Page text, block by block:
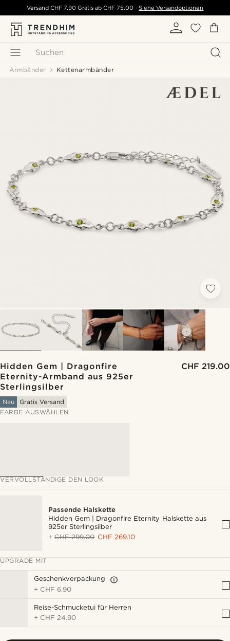
Suchen
Versand CHF 7.90 Gratis ab CHF 75.00 - Siehe Versandoptionen
Armbänder Kettenarmbänder
Hidden Gem | Dragonfire
Eternity-Armband aus 925er
Sterlingsilber
CHF 219.00
Neu
Gratis Versand
FARBE AUSWÄHLEN
VERVOLLSTÄNDIGE DEN LOOK
Passende Halskette
Hidden Gem | Dragonfire Eternity Halskette aus
925er Sterlingsilber
+CHF 299.00 CHF 269.10
UPGRADE MIT
Geschenkverpackung
+ CHF 6.90
Reise-Schmucketui für Herren
+ CHF 24.90